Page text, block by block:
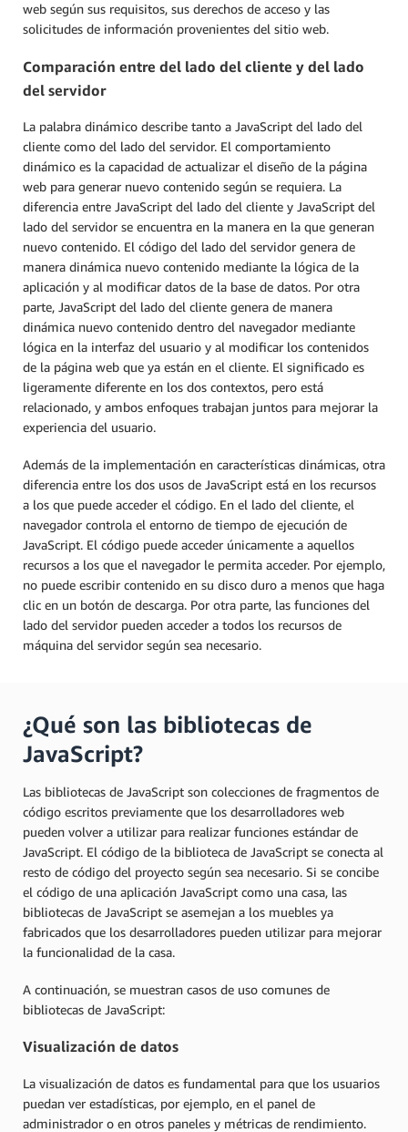
web según sus requisitos, sus derechos de acceso y las
solicitudes de información provenientes del sitio web.
Comparación entre del lado del cliente y del lado
del servidor
La palabra dinámico describe tanto a JavaScript del lado del
cliente como del lado del servidor. El comportamiento
dinámico es la capacidad de actualizar el diseño de la página
web para generar nuevo contenido según se requiera. La
diferencia entre JavaScript del lado del cliente y JavaScript del
lado del servidor se encuentra en la manera en la que generan
nuevo contenido. El código del lado del servidor genera de
manera dinámica nuevo contenido mediante la lógica de la
aplicación y al modificar datos de la base de datos. Por otra
parte, JavaScript del lado del cliente genera de manera
dinámica nuevo contenido dentro del navegador mediante
lógica en la interfaz del usuario y al modificar los contenidos
de la página web que ya están en el cliente. El significado es
ligeramente diferente en los dos contextos, pero está
relacionado, y ambos enfoques trabajan juntos para mejorar la
experiencia del usuario.
Además de la implementación en características dinámicas, otra
diferencia entre los dos usos de JavaScript está en los recursos
a los que puede acceder el código. En el lado del cliente, el
navegador controla el entorno de tiempo de ejecución de
JavaScript. El código puede acceder únicamente a aquellos
recursos a los que el navegador le permita acceder. Por ejemplo,
no puede escribir contenido en su disco duro a menos que haga
clic en un botón de descarga. Por otra parte, las funciones del
lado del servidor pueden acceder a todos los recursos de
máquina del servidor según sea necesario.
¿Qué son las bibliotecas de
JavaScript?
Las bibliotecas de JavaScript son colecciones de fragmentos de
código escritos previamente que los desarrolladores web
pueden volver a utilizar para realizar funciones estándar de
JavaScript. El código de la biblioteca de JavaScript se conecta al
resto de código del proyecto según sea necesario. Si se concibe
el código de una aplicación JavaScript como una casa, las
bibliotecas de JavaScript se asemejan a los muebles ya
fabricados que los desarrolladores pueden utilizar para mejorar
la funcionalidad de la casa.
A continuación, se muestran casos de uso comunes de
bibliotecas de JavaScript:
Visualización de datos
La visualización de datos es fundamental para que los usuarios
puedan ver estadísticas, por ejemplo, en el panel de
administrador o en otros paneles y métricas de rendimiento.